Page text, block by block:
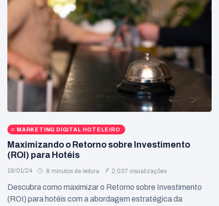
MARKETING DIGITAL HOTELEIRO
Maximizando o Retorno sobre Investimento
(ROI) para Hotéis
19/01/24 8 minutos de leitura 2,037 visualizações
Descubra como maximizar o Retorno sobre Investimento
(ROI) para hotéis com a abordagem estratégica da